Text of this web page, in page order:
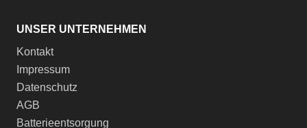
UNSER UNTERNEHMEN
Kontakt
Impressum
Datenschutz
AGB
Batterieentsorgung